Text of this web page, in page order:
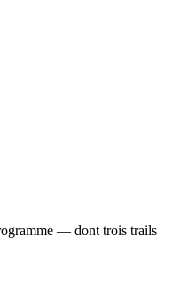
— dont trois trails